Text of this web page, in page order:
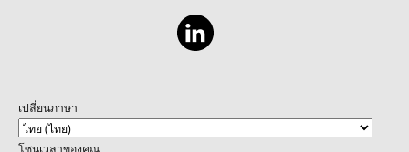
เปลี่ยนภาษา
โซนเวลาของคุณ